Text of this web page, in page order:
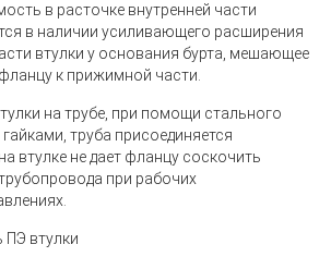
в расточке внутренней части
в наличии усиливающего расширения
втулки у основания бурта, мешающее
к прижимной части.
на трубе, при помощи стального
труба присоединяется
втулке не дает фланцу соскочить
при рабочих
ПЭ втулки